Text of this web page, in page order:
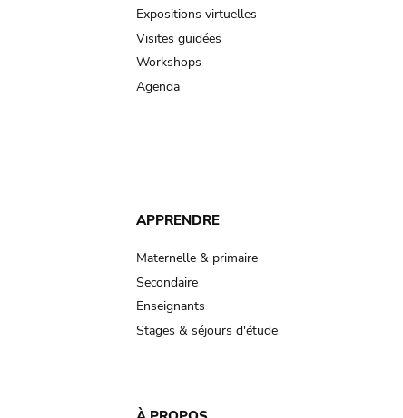
Expositions virtuelles
Visites guidées
Workshops
Agenda
APPRENDRE
Maternelle & primaire
Secondaire
Enseignants
Stages & séjours d'étude